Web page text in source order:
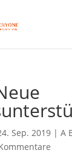
Sep. 2019| A